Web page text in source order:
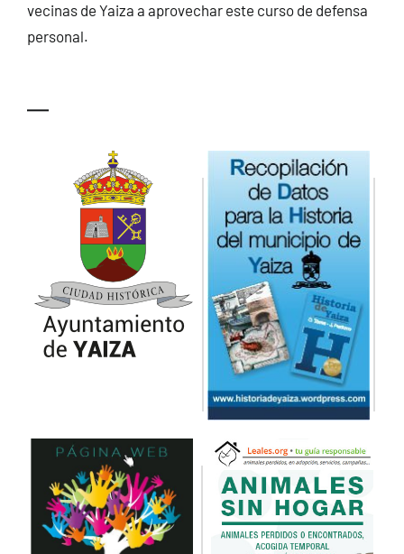
vecinas de Yaiza a aprovechar este curso de defensa
personal.
—